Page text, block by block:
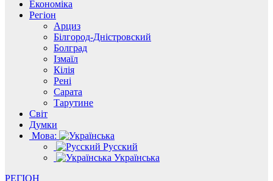
Економіка
Регіон
Арциз
Білгород-Дністровский
Болград
Ізмаїл
Кілія
Рені
Сарата
Тарутине
Світ
Думки
Мова:
Русский
Українська
РЕГІОН